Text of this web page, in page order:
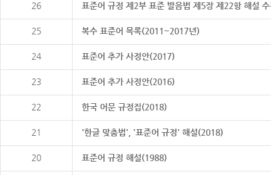
26 표준어 규정 제2부 표준 발음법 제5장 제22항 해설
25 복수 표준어 목록(2011~2017년)
24 표준어 추가 사정안(2017)
23 표준어 추가 사정안(2016)
22 한국 어문 규정집(2018)
21 '한글 맞춤법', '표준어 규정' 해설(2018)
20 표준어 규정 해설(1988)